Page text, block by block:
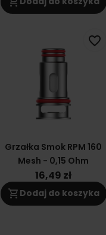
Grzałka Smok RPM 160
Mesh - 0,15 Ohm
16,49 zł
shopping_cart Dodaj do koszyka
favorite_border